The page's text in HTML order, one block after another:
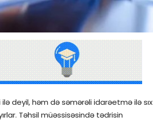
deyil, həm də səmərəli idarəetmə ilə sıx
Təhsil müəssisəsində tədrisin